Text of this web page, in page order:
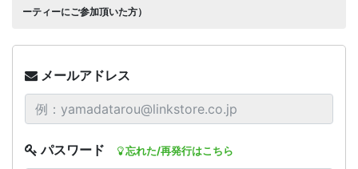
ーティーにご参加頂いた方）
メールアドレス
パスワード 忘れた/再発行はこちら